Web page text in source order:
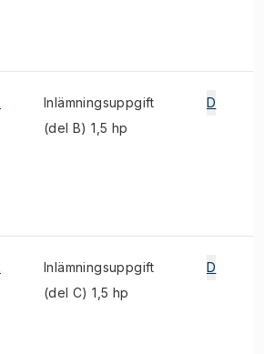
Inlämningsuppgift
(del B) 1,5 hp
D
Inlämningsuppgift
(del C) 1,5 hp
D